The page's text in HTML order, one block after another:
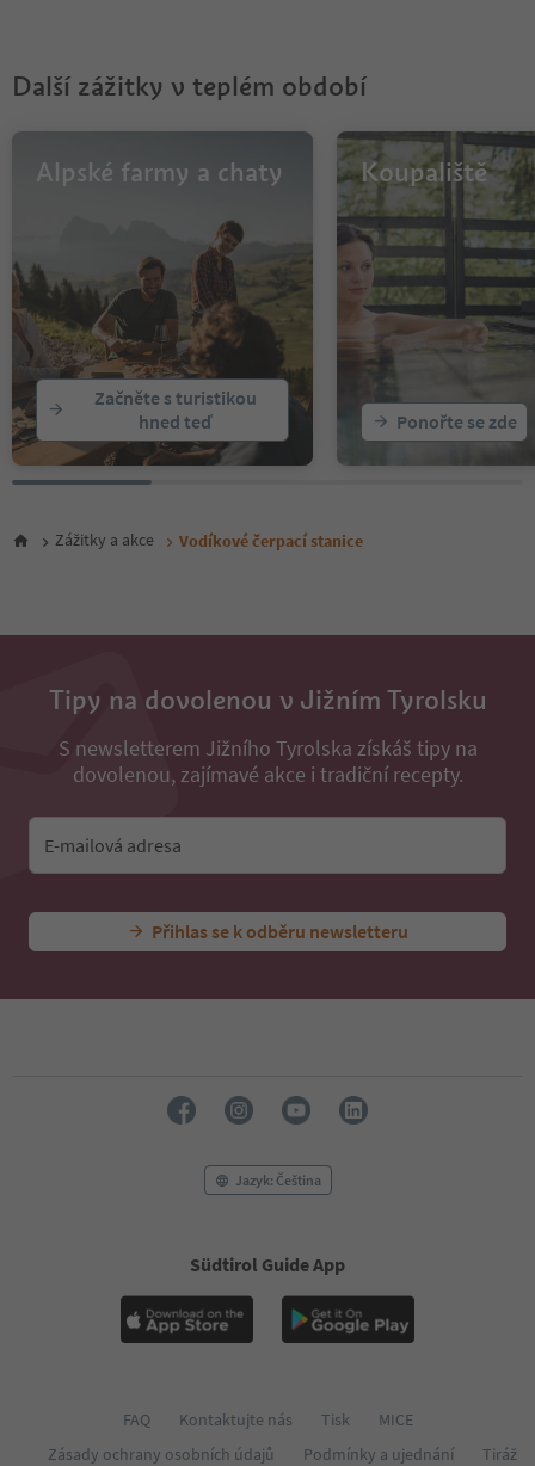
10
12
17
18
19
21
22
Další zážitky v teplém období
Alpské farmy a chaty
Začněte s turistikou
hned teď
Koupaliště
Ponořte se zde
Zážitky a akce Vodíkové čerpací stanice
Tipy na dovolenou v Jižním Tyrolsku
S newsletterem Jižního Tyrolska získáš tipy na
dovolenou, zajímavé akce i tradiční recepty.
E-mailová adresa
Přihlas se k odběru newsletteru
Jazyk: Čeština
Südtirol Guide App
FAQ Kontaktujte nás Tisk
MICE
Zásady ochrany osobních údajů
Podmínky a ujednání
Tiráž